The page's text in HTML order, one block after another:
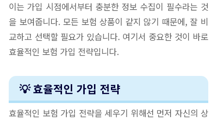
이는 가입 시점에서부터 충분한 정보 수집이 필수라는 것
을 보여줍니다. 모든 보험 상품이 같지 않기 때문에, 잘 비
교하고 선택할 필요가 있습니다. 여기서 중요한 것이 바로
효율적인 보험 가입 전략입니다.
💡 효율적인 가입 전략
효율적인 보험 가입 전략을 세우기 위해선 먼저 자신의 상